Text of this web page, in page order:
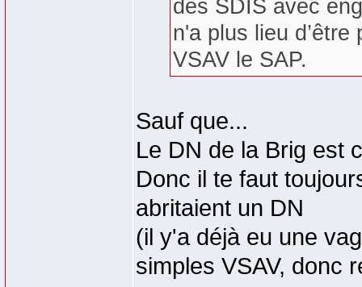
des SDIS avec
n'a plus lieu
VSAV le SAP.
Sauf que...
Le DN de la Brig est
Donc il te faut
abritaient un DN
(il y'a déjà eu une
simples VSAV, donc